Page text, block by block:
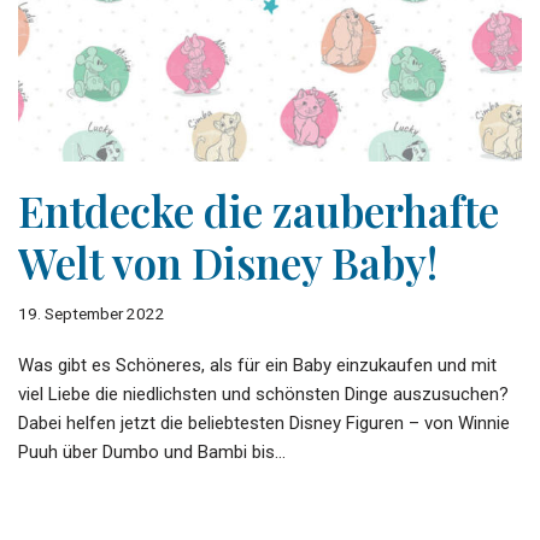
Entdecke die zauberhafte
Welt von Disney Baby!
19. September 2022
Was gibt es Schöneres, als für ein Baby einzukaufen und mit
viel Liebe die niedlichsten und schönsten Dinge auszusuchen?
Dabei helfen jetzt die beliebtesten Disney Figuren – von Winnie
Puuh über Dumbo und Bambi bis…